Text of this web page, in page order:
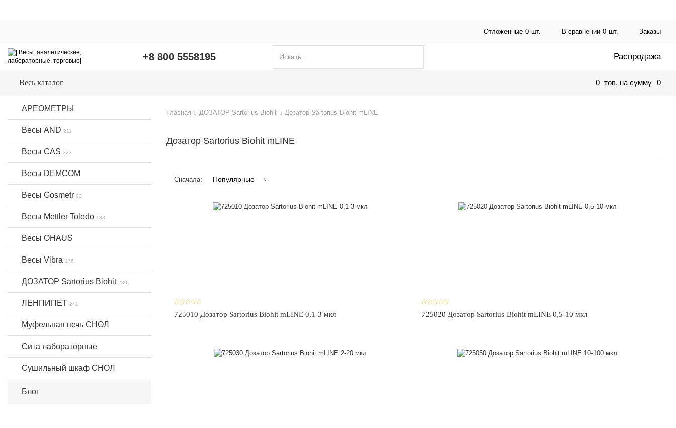
Отложенные 0 шт. В сравнении 0 шт. Заказы
+8 800 5558195 Распродажа
Весь каталог 0 тов. на сумму 0
АРЕОМЕТРЫ
Весы AND 211
Весы CAS 223
Весы DEMCOM
Весы Gosmetr 92
Весы Mettler Toledo 133
Весы OHAUS
Весы Vibra 176
ДОЗАТОР Sartorius Biohit 280
ЛЕНПИПЕТ 241
Муфельная печь СНОЛ
Сита лабораторные
Сушильный шкаф СНОЛ
Блог
Главная ДОЗАТОР Sartorius Biohit Дозатор Sartorius Biohit mLINE
Дозатор Sartorius Biohit mLINE
Сначала: Популярные
725010 Дозатор Sartorius Biohit mLINE 0,1-3 мкл 725020 Дозатор Sartorius Biohit mLINE 0,5-10 мкл